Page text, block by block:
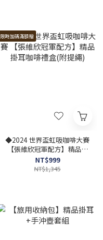
限時加碼滿額贈
◆2024 世界盃虹吸咖啡大賽
【張維欣冠軍配方】精品掛
耳咖啡禮盒(附提繩)
NT$999
NT$1,345